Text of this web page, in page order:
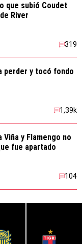
que subió Coudet
River
319
perder y tocó fondo
1,39k
y Flamengo no
fue apartado
104